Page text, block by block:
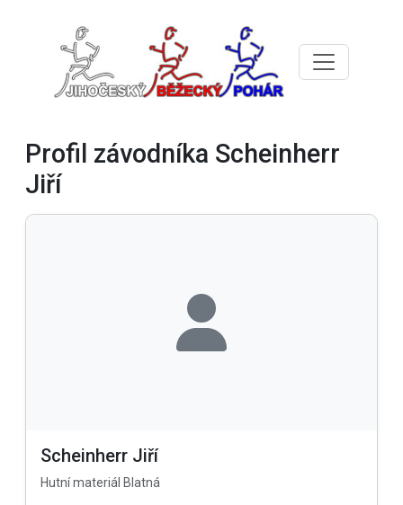
Profil závodníka Scheinherr
Jiří
Scheinherr Jiří
Hutní materiál Blatná